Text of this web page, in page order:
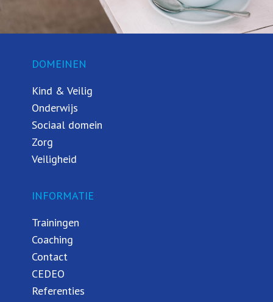
DOMEINEN
Kind & Veilig
Onderwijs
Sociaal domein
Zorg
Veiligheid
INFORMATIE
Trainingen
Coaching
Contact
CEDEO
Referenties